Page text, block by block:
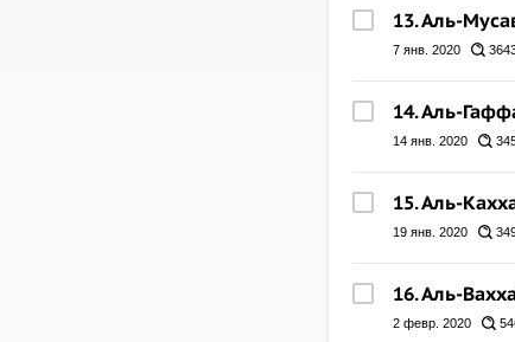
13. Аль-
7 янв. 2020
14. Аль-
14 янв. 2020
15. Аль-
19 янв. 2020
16. Аль-
2 февр. 2020